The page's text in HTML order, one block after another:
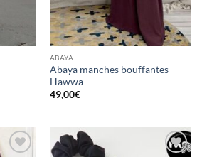
ABAYA
Abaya manches bouffantes
Hawwa
49,00€